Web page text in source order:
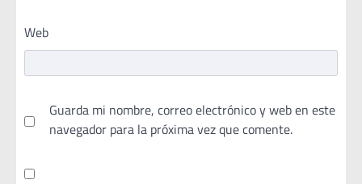
Web
Guarda mi nombre, correo electrónico y web en este
navegador para la próxima vez que comente.